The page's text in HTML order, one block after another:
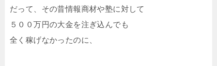
だって、その昔情報商材や塾に対して
５００万円の大金を注ぎ込んでも
全く稼げなかったのに、